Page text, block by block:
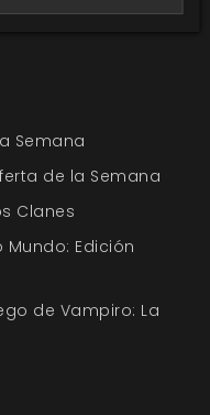
Semana
de la Semana
Clanes
Edición
de Vampiro: La